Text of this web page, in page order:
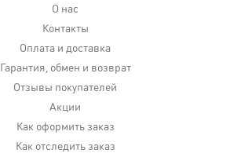
О нас
Контакты
Оплата и доставка
Гарантия, обмен и возврат
Отзывы покупателей
Акции
Как оформить заказ
Как отследить заказ